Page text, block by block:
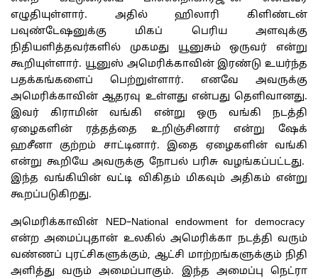
எழுதியுள்ளார். அதில் ஹிலாரி கிளிண்டன்
பவுண்டேஷனுக்கு மிகப் பெரிய அளவுக்கு
நிதியளித்தவர்களில் முகமது யூனுசும் ஒருவர் என்று
கூறியுள்ளார். யூனுஸ் அமெரிக்காவின் இரண்டு உயர்ந்த
பதக்கங்களைப் பெற்றுள்ளார். எனவே அவருக்கு
அமெரிக்காவின் ஆதரவு உள்ளது என்பது தெளிவானது.
இவர் கிராமின் வங்கி என்று ஒரு வங்கி நடத்தி
ஏழைகளின் ரத்தத்தை உறிஞ்சினார் என்று ஷேக்
ஹசீனா குற்றம் சாட்டினார். இதை ஏழைகளின் வங்கி
என்று கூறியே அவருக்கு நோபல் பரிசு வழங்கப்பட்டது.
இந்த வங்கியின் வட்டி விகிதம் மிகவும் அதிகம் என்று
கூறப்படுகிறது.
அமெரிக்காவின் NED–National endowment for democracy
என்ற அமைப்புதான் உலகில் அமெரிக்கா நடத்தி வரும்
வண்ணப் புரட்சிகளுக்கும், ஆட்சி மாற்றங்களுக்கும் நிதி
அளித்து வரும் அமைப்பாகும். இந்த அமைப்பு நெட்ரா